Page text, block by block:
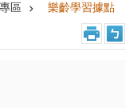
區 樂齡學習據點